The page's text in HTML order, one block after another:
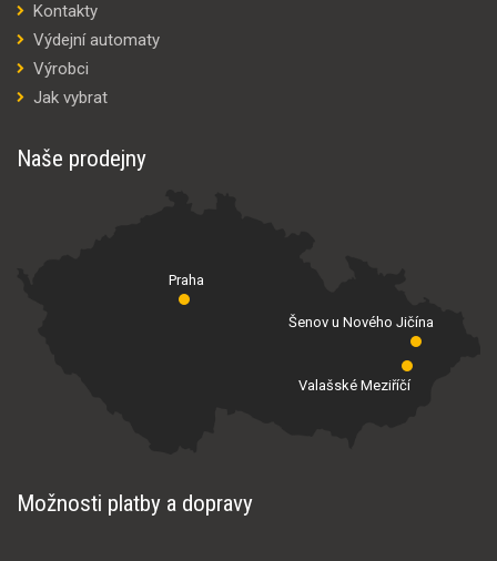
Kontakty
Výdejní automaty
Výrobci
Jak vybrat
Naše prodejny
Praha
Valašské Meziříčí
Šenov u Nového Jičína
Možnosti platby a dopravy